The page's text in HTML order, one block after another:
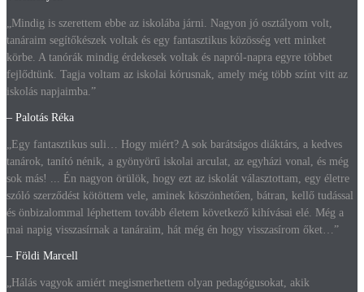
„Mindig is szerettem ebbe az iskolába járni. Nagyon jó osztályom volt,
tanáraim segítőkészek voltak és egy fantasztikus közösség vett minket
körbe. A tanórák mindig érdekesek voltak és napról-napra egyre többet
fejlődtünk. Tagja voltam az iskolai kórusnak, amely még több színt vitt az
iskolás napjaimba.”
– Palotás Réka
„Egy fantasztikus suli… Hogy miért? A sok barátságos diáktárs, a kedves
tanárok, tanító nénik, a gyönyörű iskolai arculat, az egyházi vonal, és még
sok más! ... Én nagyon örülök, hogy ezt az iskolát választottam, egy életre
szóló szerződést kötöttem vele, aminek köszönhetően, bátran, kellő tudással
és önbizalommal léphettem tovább életem következő kihívásai elé. Még a
mai napig visszasírnak a tanáraim, hát még én hogy visszasírom őket…”
– Földi Marcell
„Hálás vagyok amiért megismerhettem olyan pedagógusokat, akik